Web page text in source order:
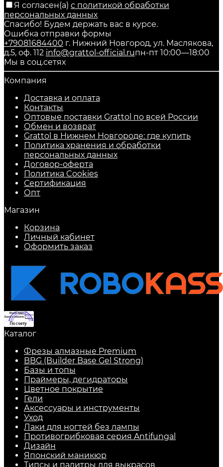
Я согласен(a) с политикой обработки
персональных данных
Спасибо! Будем держать вас в курсе.
Ошибка отправки формы
+79081684400 г. Нижний Новгород, ул. Маслякова,
д.5, оф. 112 info@grattol-official.ruпн-пт 10:00—18:00
Мы в соц.сетях
Компания
Доставка и оплата
Контакты
Оптовые поставки Grattol по всей России
Обмен и возврат
Grattol в Нижнем Новгороде: где купить
Политика хранения и обработки
персональных данных
Договор-оферта
Политика Cookies
Сертификация
Опт
Магазин
Корзина
Личный кабинет
Оформить заказ
Каталог
Фрезы алмазные Premium
BBG (Builder Base Gel Strong)
Базы и топы
Праймеры, дегидраторы
Цветное покрытие
Гели
Аксессуары и инструменты
Уход
Лаки для ногтей без лампы
Противогрибковая серия Antifungal
Дизайн
Японский маникюр
Типсы и палитры для выкрасов